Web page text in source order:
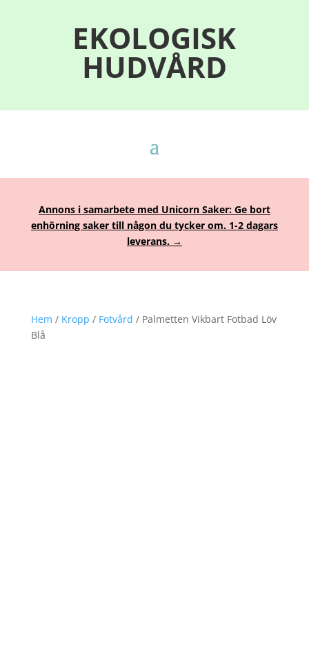
EKOLOGISK
HUDVÅRD
Annons i samarbete med Unicorn Saker: Ge bort
enhörning saker till någon du tycker om. 1-2 dagars
leverans. →
Hem / Kropp / Fotvård / Palmetten Vikbart Fotbad Löv
Blå